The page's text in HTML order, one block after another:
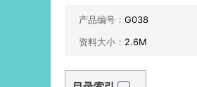
产品编号： G038
资料大小： 2.6M